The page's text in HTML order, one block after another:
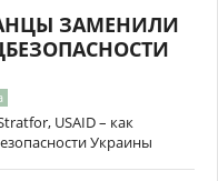
ЗАМЕНИЛИ
USAID – как
Украины